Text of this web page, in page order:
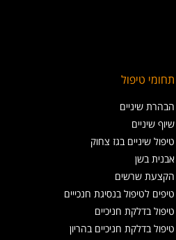
תחומי טיפול
הבהרת שיניים
שיוף שיניים
טיפול שיניים בגז צחוק
אבנית בשן
הקצעת שרשים
טיפים לטיפול בנסיגת חנכייים
טיפול בדלקת חניכיים
טיפול בדלקת חניכיים בהריון